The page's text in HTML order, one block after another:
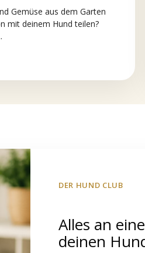
Gemüse aus dem Garten
mit deinem Hund teilen?
DER HUND CLUB
Alles an
deinen